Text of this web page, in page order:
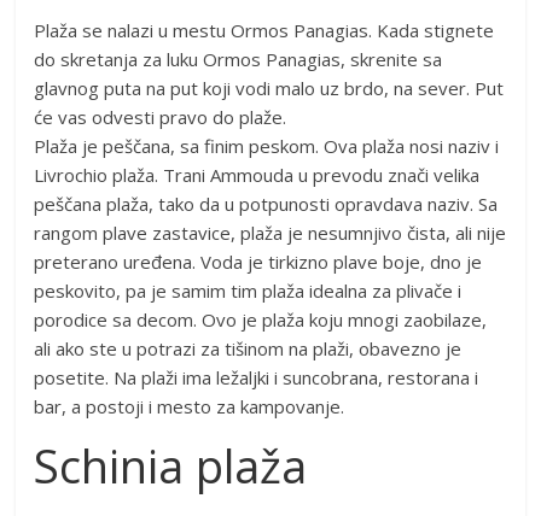
Plaža se nalazi u mestu Ormos Panagias. Kada stignete
do skretanja za luku Ormos Panagias, skrenite sa
glavnog puta na put koji vodi malo uz brdo, na sever. Put
će vas odvesti pravo do plaže.
Plaža je peščana, sa finim peskom. Ova plaža nosi naziv i
Livrochio plaža. Trani Ammouda u prevodu znači velika
peščana plaža, tako da u potpunosti opravdava naziv. Sa
rangom plave zastavice, plaža je nesumnjivo čista, ali nije
preterano uređena. Voda je tirkizno plave boje, dno je
peskovito, pa je samim tim plaža idealna za plivače i
porodice sa decom. Ovo je plaža koju mnogi zaobilaze,
ali ako ste u potrazi za tišinom na plaži, obavezno je
posetite. Na plaži ima ležaljki i suncobrana, restorana i
bar, a postoji i mesto za kampovanje.
Schinia plaža